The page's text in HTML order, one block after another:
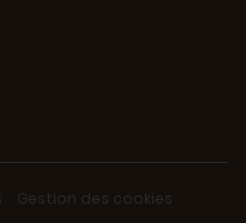
Gestion des cookies